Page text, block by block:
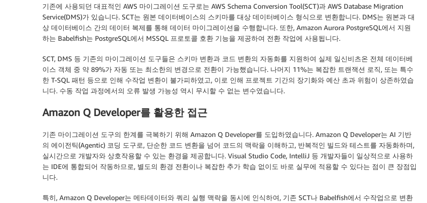
기존에 사용되던 대표적인 AWS 마이그레이션 도구로는 AWS Schema Conversion Tool(SCT)과 AWS Database Migration
Service(DMS)가 있습니다. SCT는 원본 데이터베이스의 스키마를 대상 데이터베이스 형식으로 변환합니다. DMS는 원본과 대
상 데이터베이스 간의 데이터 복제를 통해 데이터 마이그레이션을 수행합니다. 또한, Amazon Aurora PostgreSQL에서 지원
하는 Babelfish는 PostgreSQL에서 MSSQL 프로토콜 호환 기능을 제공하여 전환 작업에 사용됩니다.
SCT, DMS 등 기존의 마이그레이션 도구들은 스키마 변환과 코드 변환의 자동화를 지원하여 실제 일신비츠온 전체 데이터베
이스 객체 중 약 89%가 자동 또는 최소한의 변경으로 전환이 가능했습니다. 나머지 11%는 복잡한 트랜잭션 로직, 또는 특수
한 T-SQL 패턴 등으로 인해 수작업 변환이 불가피하였고, 이로 인해 프로젝트 기간의 장기화와 예산 초과 위험이 상존하였습
니다. 수동 작업 과정에서의 오류 발생 가능성 역시 무시할 수 없는 변수였습니다.
Amazon Q Developer를 활용한 접근
기존 마이그레이션 도구의 한계를 극복하기 위해 Amazon Q Developer를 도입하였습니다. Amazon Q Developer는 AI 기반
의 에이전틱(Agentic) 코딩 도구로, 단순한 코드 변환을 넘어 코드의 맥락을 이해하고, 반복적인 빌드와 테스트를 자동화하며,
실시간으로 개발자와 상호작용할 수 있는 환경을 제공합니다. Visual Studio Code, IntelliJ 등 개발자들이 일상적으로 사용하
는 IDE에 통합되어 작동하므로, 별도의 환경 전환이나 복잡한 추가 학습 없이도 바로 실무에 적용할 수 있다는 점이 큰 장점입
니다.
특히, Amazon Q Developer는 메타데이터와 쿼리 실행 맥락을 동시에 인식하여, 기존 SCT나 Babelfish에서 수작업으로 변환